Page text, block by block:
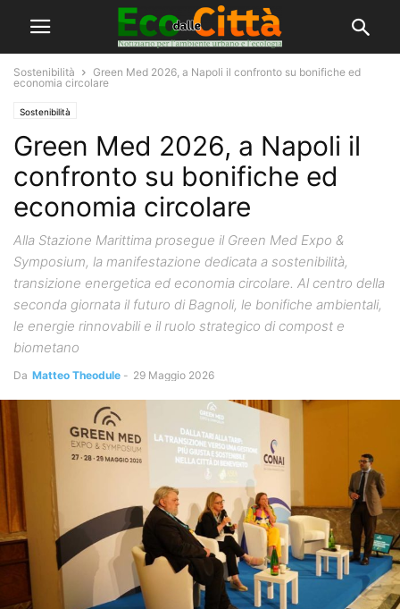
Sostenibilità
Green Med 2026, a Napoli il confronto su bonifiche ed
economia circolare
Sostenibilità
Green Med 2026, a Napoli il
confronto su bonifiche ed
economia circolare
Alla Stazione Marittima prosegue il Green Med Expo &
Symposium, la manifestazione dedicata a sostenibilità,
transizione energetica ed economia circolare. Al centro della
seconda giornata il futuro di Bagnoli, le bonifiche ambientali,
le energie rinnovabili e il ruolo strategico di compost e
biometano
Da Matteo Theodule - 29 Maggio 2026